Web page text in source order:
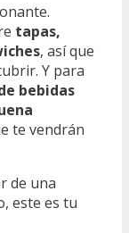
tapas,
, así que
Y para
bebidas
te vendrán
de una
este es tu